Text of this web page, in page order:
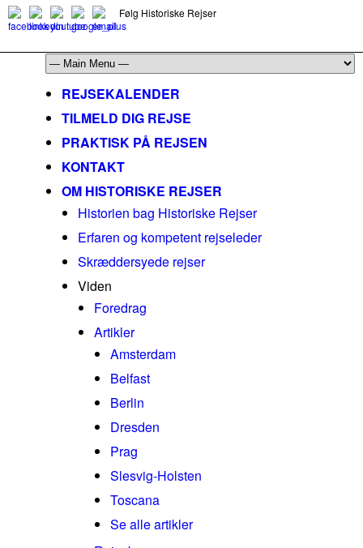
Følg Historiske Rejser
REJSEKALENDER
TILMELD DIG REJSE
PRAKTISK PÅ REJSEN
KONTAKT
OM HISTORISKE REJSER
Historien bag Historiske Rejser
Erfaren og kompetent rejseleder
Skræddersyede rejser
Viden
Foredrag
Artikler
Amsterdam
Belfast
Berlin
Dresden
Prag
Slesvig-Holsten
Toscana
Se alle artikler